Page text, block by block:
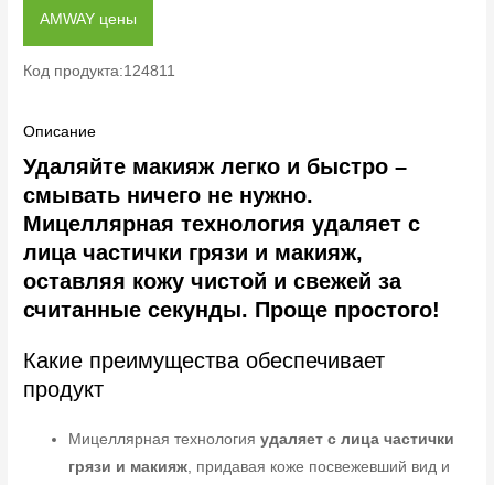
AMWAY цены
Код продукта:124811
Описание
Удаляйте макияж легко и быстро –
смывать ничего не нужно.
Мицеллярная технология удаляет с
лица частички грязи и макияж,
оставляя кожу чистой и свежей за
считанные секунды. Проще простого!
Какие преимущества обеспечивает
продукт
Мицеллярная технологияудаляет с лица частички
грязи и макияж, придавая коже посвежевший вид и